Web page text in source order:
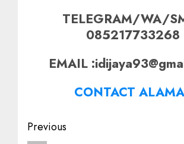
TELEGRAM/WA/
085217733268
EMAIL
CONTACT
Post
Previous